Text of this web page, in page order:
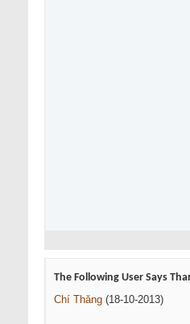
The Following User Says
Chí Thăng (18-10-2013)